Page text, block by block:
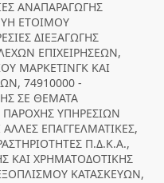
ΑΝΑΠΑΡΑΓΩΓΗΣ
ΕΤΟΙΜΟΥ
ΔΙΕΞΑΓΩΓΗΣ
ΕΠΙΧΕΙΡΗΣΕΩΝ,
ΜΑΡΚΕΤΙΝΓΚ ΚΑΙ
74910000 -
ΣΕ ΘΕΜΑΤΑ
ΠΑΡΟΧΗΣ ΥΠΗΡΕΣΙΩΝ
ΕΠΑΓΓΕΛΜΑΤΙΚΕΣ,
Π.Δ.Κ.Α.,
ΚΑΙ ΧΡΗΜΑΤΟΔΟΤΙΚΗΣ
ΚΑΤΑΣΚΕΥΩΝ,